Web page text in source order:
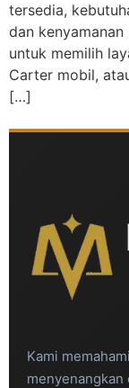
tersedia,
dan
untuk memilih
Carter mobil,
[…]
Kami
menyenangkan